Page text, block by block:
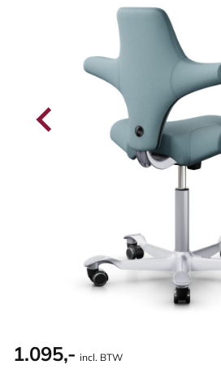
1.095,- incl. BTW